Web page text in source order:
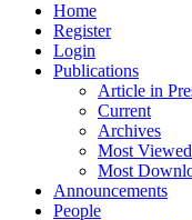
Home
Register
Login
Publications
Article in
Current
Archives
Most
Most
Announcements
People